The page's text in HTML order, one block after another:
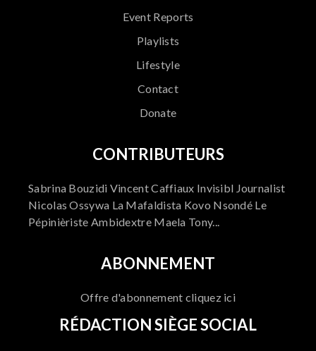
Event Reports
Playlists
Lifestyle
Contact
Donate
CONTRIBUTEURS
Sabrina Bouzidi Vincent Caffiaux Invisibl Journalist
Nicolas Ossywa La Mafaldista Kovo Nsondé Le
Pépinièriste Ambidextre Maela Tony...
ABONNEMENT
Offre d'abonnement cliquez ici
RÉDACTION SIÈGE SOCIAL